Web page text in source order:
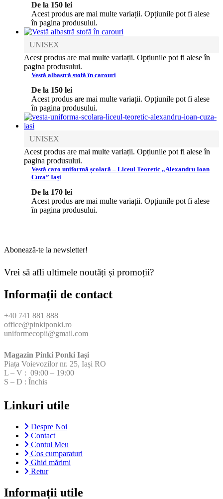
De la 150 lei
Acest produs are mai multe variații. Opțiunile pot fi alese
în pagina produsului.
UNISEX
Acest produs are mai multe variații. Opțiunile pot fi alese în
pagina produsului.
Vestă albastră stofă în carouri
De la 150 lei
Acest produs are mai multe variații. Opțiunile pot fi alese
în pagina produsului.
UNISEX
Acest produs are mai multe variații. Opțiunile pot fi alese în
pagina produsului.
Vestă caro uniformă școlară – Liceul Teoretic „Alexandru Ioan
Cuza” Iași
De la 170 lei
Acest produs are mai multe variații. Opțiunile pot fi alese
în pagina produsului.
Abonează-te la newsletter!
Vrei să afli ultimele noutăți și promoții?
Informații de contact
+40 741 881 888
office@pinkiponki.ro
uniformecopii@gmail.com
Magazin Pinki Ponki Iași
Piața Voievozilor nr. 25, Iași RO
L – V : 09:00 – 19:00
S – D : Închis
Linkuri utile
Despre Noi
Contact
Contul Meu
Cos cumparaturi
Ghid mărimi
Retur
Informații utile